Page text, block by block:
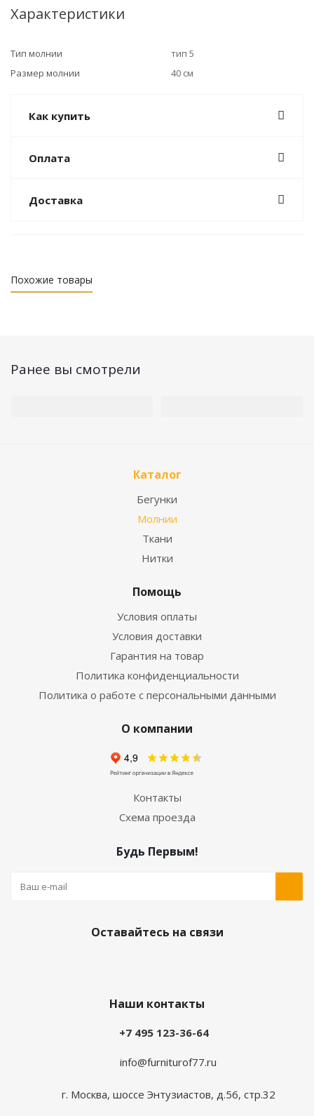
Характеристики
Тип молнии
тип 5
Размер молнии
40 см
Как купить
Оплата
Доставка
Похожие товары
Ранее вы смотрели
Каталог
Бегунки
Молнии
Ткани
Нитки
Помощь
Условия оплаты
Условия доставки
Гарантия на товар
Политика конфиденциальности
Политика о работе с персональными данными
О компании
Контакты
Схема проезда
Будь Первым!
Оставайтесь на связи
Наши контакты
+7 495 123-36-64
info@furniturof77.ru
г. Москва, шоссе Энтузиастов, д.56, стр.32